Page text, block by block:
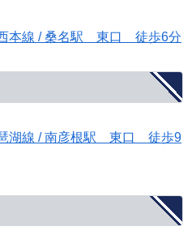
本線 / 桑名駅 東口 徒歩6分
湖線 / 南彦根駅 東口 徒歩9